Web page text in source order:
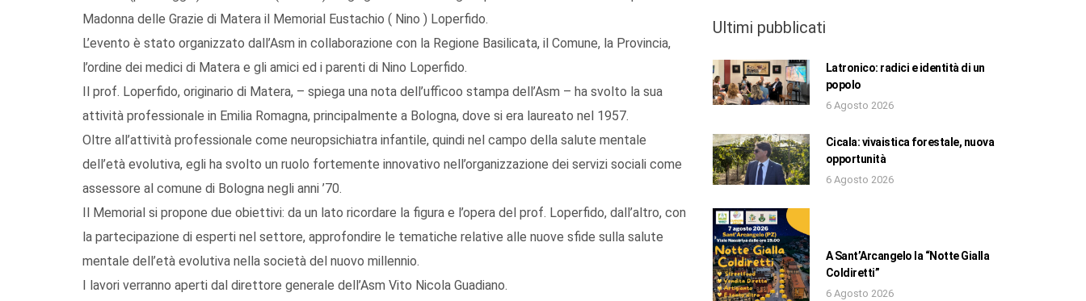
Madonna delle Grazie di Matera il Memorial Eustachio ( Nino ) Loperfido.
L’evento è stato organizzato dall’Asm in collaborazione con la Regione Basilicata, il Comune, la Provincia,
l’ordine dei medici di Matera e gli amici ed i parenti di Nino Loperfido.
Il prof. Loperfido, originario di Matera, – spiega una nota dell’ufficoo stampa dell’Asm – ha svolto la sua
attività professionale in Emilia Romagna, principalmente a Bologna, dove si era laureato nel 1957.
Oltre all’attività professionale come neuropsichiatra infantile, quindi nel campo della salute mentale
dell’età evolutiva, egli ha svolto un ruolo fortemente innovativo nell’organizzazione dei servizi sociali come
assessore al comune di Bologna negli anni ’70.
Il Memorial si propone due obiettivi: da un lato ricordare la figura e l’opera del prof. Loperfido, dall’altro, con
la partecipazione di esperti nel settore, approfondire le tematiche relative alle nuove sfide sulla salute
mentale dell’età evolutiva nella società del nuovo millennio.
I lavori verranno aperti dal direttore generale dell’Asm Vito Nicola Guadiano.
Ultimi pubblicati
Latronico: radici e identità di un
popolo
6 Agosto 2026
Cicala: vivaistica forestale, nuova
opportunità
6 Agosto 2026
A Sant’Arcangelo la “Notte Gialla
Coldiretti”
6 Agosto 2026